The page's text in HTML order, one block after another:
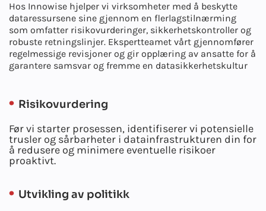
Hos Innowise hjelper vi virksomheter med å beskytte
dataressursene sine gjennom en flerlagstilnærming
som omfatter risikovurderinger, sikkerhetskontroller og
robuste retningslinjer. Ekspertteamet vårt gjennomfører
regelmessige revisjoner og gir opplæring av ansatte for å
garantere samsvar og fremme en datasikkerhetskultur
Risikovurdering
Før vi starter prosessen, identifiserer vi potensielle
trusler og sårbarheter i datainfrastrukturen din for
å redusere og minimere eventuelle risikoer
proaktivt.
Utvikling av politikk